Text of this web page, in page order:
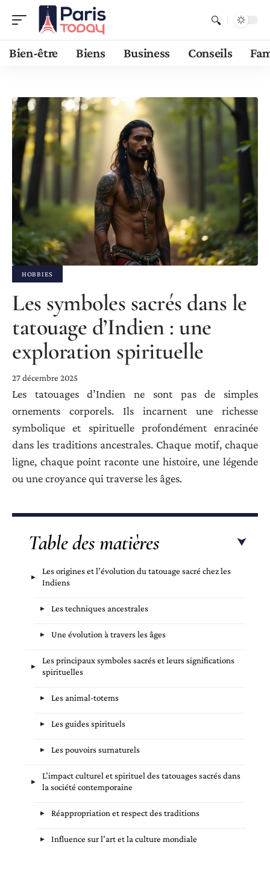
Bien-être Biens Business Conseils
HOBBIES
Les symboles sacrés dans le
tatouage d’Indien : une
exploration spirituelle
27 décembre 2025
Les tatouages d’Indien ne sont pas de simples
ornements corporels. Ils incarnent une richesse
symbolique et spirituelle profondément enracinée
dans les traditions ancestrales. Chaque motif, chaque
ligne, chaque point raconte une histoire, une légende
ou une croyance qui traverse les âges.
Table des matières
Les origines et l’évolution du tatouage sacré chez les
Indiens
Les techniques ancestrales
Une évolution à travers les âges
Les principaux symboles sacrés et leurs significations
spirituelles
Les animal-totems
Les guides spirituels
Les pouvoirs surnaturels
L’impact culturel et spirituel des tatouages sacrés dans
la société contemporaine
Réappropriation et respect des traditions
Influence sur l’art et la culture mondiale